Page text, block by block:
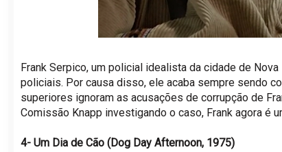
Frank Serpico, um policial idealista da cidade de
policiais. Por causa disso, ele acaba sempre sendo
superiores ignoram as acusações de corrupção de
Comissão Knapp investigando o caso, Frank agora é
4- Um Dia de Cão (Dog Day Afternoon, 1975)